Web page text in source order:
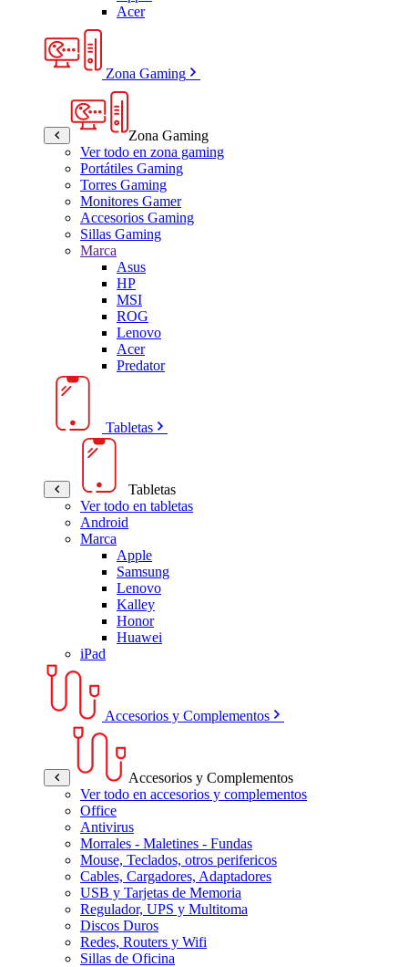
Acer
Zona Gaming
Zona Gaming
Ver todo en zona gaming
Portátiles Gaming
Torres Gaming
Monitores Gamer
Accesorios Gaming
Sillas Gaming
Marca
Asus
HP
MSI
ROG
Lenovo
Acer
Predator
Tabletas
Tabletas
Ver todo en tabletas
Android
Marca
Apple
Samsung
Lenovo
Kalley
Honor
Huawei
iPad
Accesorios y Complementos
Accesorios y Complementos
Ver todo en accesorios y complementos
Office
Antivirus
Morrales - Maletines - Fundas
Mouse, Teclados, otros perifericos
Cables, Cargadores, Adaptadores
USB y Tarjetas de Memoria
Regulador, UPS y Multitoma
Discos Duros
Redes, Routers y Wifi
Sillas de Oficina